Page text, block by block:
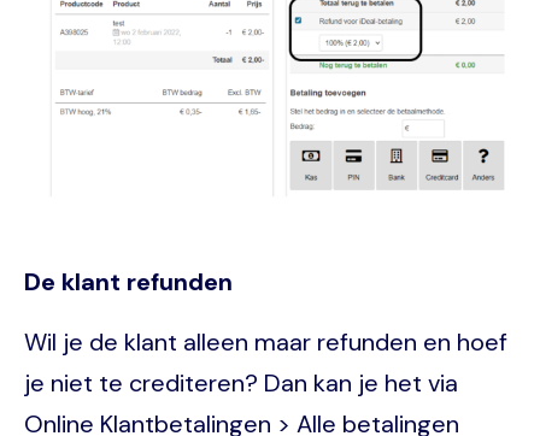
De klant refunden
Wil je de klant alleen maar refunden en hoef
je niet te crediteren? Dan kan je het via
Online Klantbetalingen > Alle betalingen